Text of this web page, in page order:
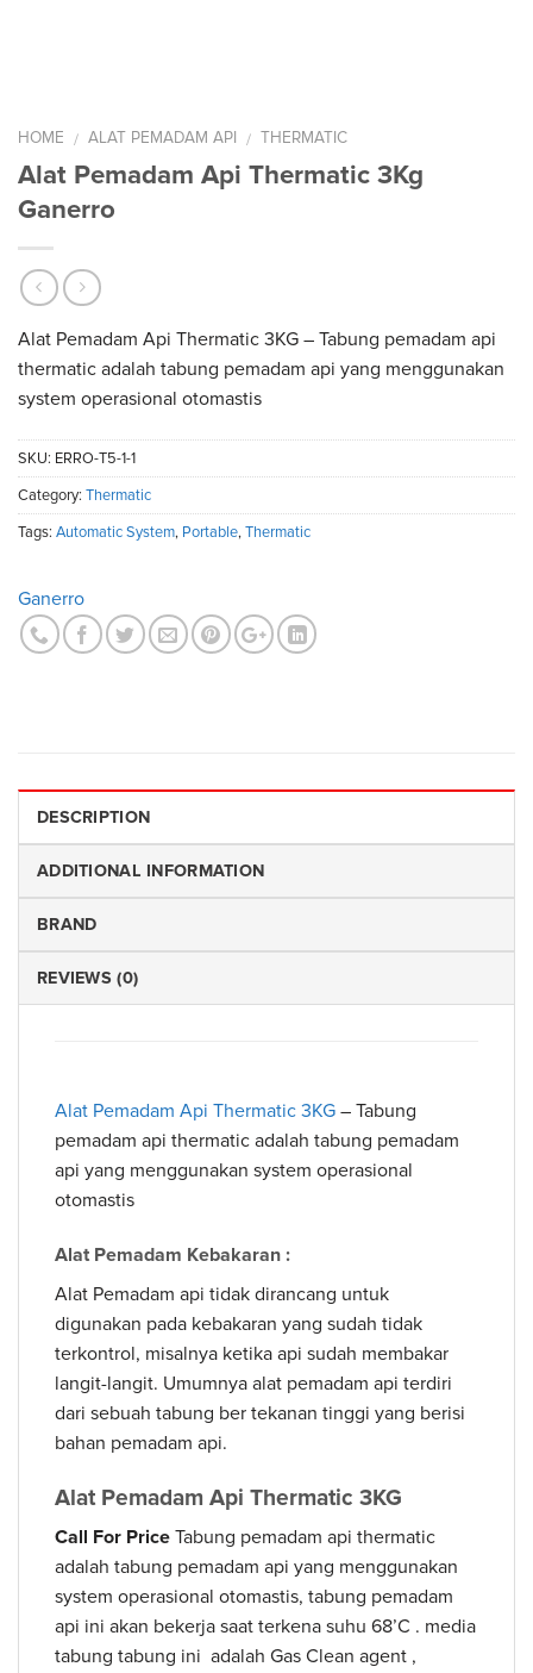
HOME / ALAT PEMADAM API / THERMATIC
Alat Pemadam Api Thermatic 3Kg
Ganerro
Alat Pemadam Api Thermatic 3KG – Tabung pemadam api
thermatic adalah tabung pemadam api yang menggunakan
system operasional otomastis
SKU: ERRO-T5-1-1
Category: Thermatic
Tags: Automatic System, Portable,Thermatic
Ganerro
DESCRIPTION
ADDITIONAL INFORMATION
BRAND
REVIEWS (0)
Alat Pemadam Api Thermatic 3KG – Tabung
pemadam api thermatic adalah tabung pemadam
api yang menggunakan system operasional
otomastis
Alat Pemadam Kebakaran :
Alat Pemadam api tidak dirancang untuk
digunakan pada kebakaran yang sudah tidak
terkontrol, misalnya ketika api sudah membakar
langit-langit. Umumnya alat pemadam api terdiri
dari sebuah tabung ber tekanan tinggi yang berisi
bahan pemadam api.
Alat Pemadam Api Thermatic 3KG
Call For Price Tabung pemadam api thermatic
adalah tabung pemadam api yang menggunakan
system operasional otomastis, tabung pemadam
api ini akan bekerja saat terkena suhu 68’C . media
tabung tabung ini adalah Gas Clean agent ,